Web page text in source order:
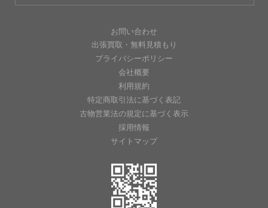
お問い合わせ
出張買取・無料見積もり
プライバシーポリシー
会社概要
利用規約
特定商取引法に基づく表記
古物営業法の規定に基づく表示
採用情報
サイトマップ